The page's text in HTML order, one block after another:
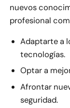
nuevos
profesional
Adaptarte a
tecnologías.
Optar a
Afrontar
seguridad.